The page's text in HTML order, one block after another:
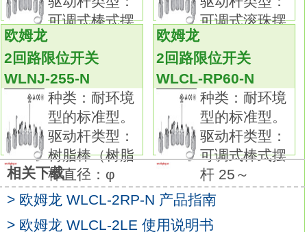
项目：耐腐蚀型，标准型。
预行程（PT）：15正负5°。
可根据使用环境和用途进行选择，品种丰富的2
回路限位开关。
品种丰富，备有一般型、耐环境型、防溅型、
长寿命型等。
标准采用交叉式结构，使用有高可靠性的包金
接点。
一般负载、微小负载均可使用。
摆杆型中标准配备90°过行程、单侧动作设定、
头部4方向安装功能。
通过EN/IEC、 UL、 cUL、 CCC标准认证。对
可调式棒式摆
可调式滚珠摆
欧姆龙
2回路限位开关
WLNJ-255-N
种类：耐环境
型的标准型。
驱动杆类型：
树脂棒（树脂
棒直径：φ
欧姆龙
2回路限位开关
WLCL-RP60-N
种类：耐环境
型的标准型。
驱动杆类型：
可调式棒式摆
杆 25～
相关下载
> 欧姆龙 WLCL-2RP-N 产品指南
> 欧姆龙 WLCL-2LE 使用说明书